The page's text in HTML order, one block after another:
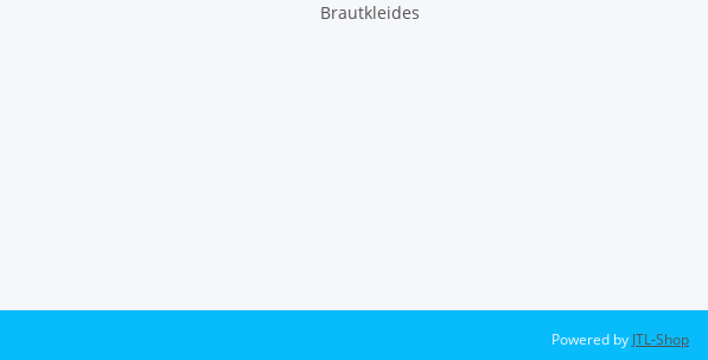
Brautkleides
Powered by JTL-Shop